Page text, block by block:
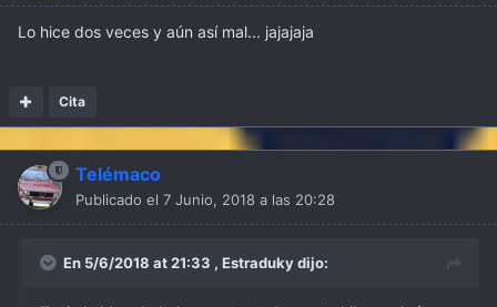
Lo hice dos veces y aún así mal... jajajaja
Cita
Telémaco
Publicado el 7 Junio, 2018 a las 20:28
En 5/6/2018 at 21:33 , Estradukydijo: